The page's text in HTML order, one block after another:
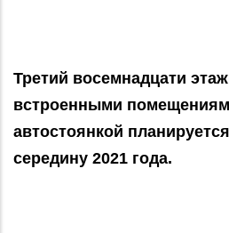
Третий восемнадцати
встроенными
автостоянкой
середину 2021 года.